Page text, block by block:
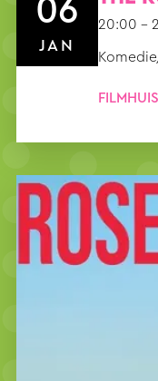
06
JAN
20:00 –